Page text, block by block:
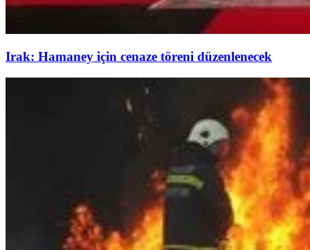
Irak: Hamaney için cenaze töreni düzenlenecek